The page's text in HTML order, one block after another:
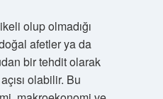
olup olmadığı
afetler ya da
bir tehdit olarak
olabilir. Bu